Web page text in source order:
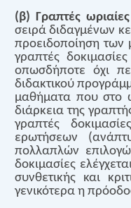
(β) Γραπτές
σειρά διδαγμένων
προειδοποίηση των
γραπτές
οπωσδήποτε όχι
διδακτικού
μαθήματα που στο
διάρκεια της
γραπτές
ερωτήσεων
πολλαπλών
δοκιμασίες
συνθετικής και
γενικότερα η